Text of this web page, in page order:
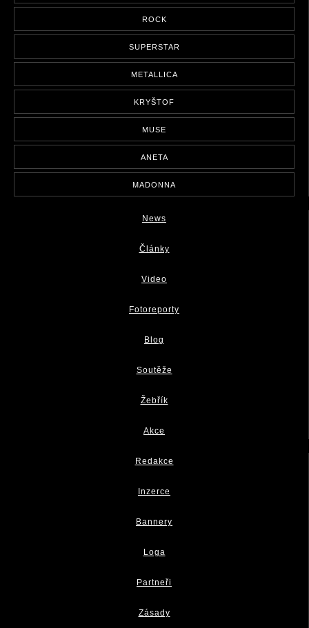
ROCK
SUPERSTAR
METALLICA
KRYŠTOF
MUSE
ANETA
MADONNA
News
Články
Video
Fotoreporty
Blog
Soutěže
Žebřík
Akce
Redakce
Inzerce
Bannery
Loga
Partneři
Zásady